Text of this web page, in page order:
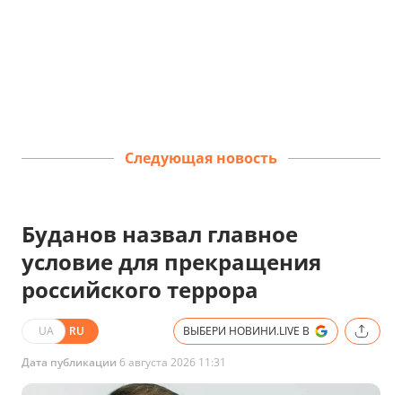
Следующая новость
Буданов назвал главное
условие для прекращения
российского террора
UA RU ВЫБЕРИ НОВИНИ.LIVE В
Дата публикации 6 августа 2026 11:31